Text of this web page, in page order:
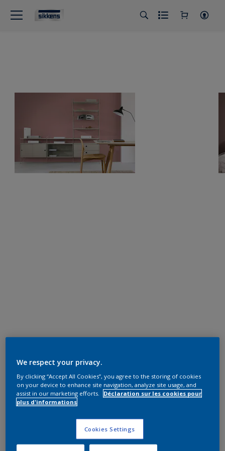
We respect your privacy.
By clicking “Accept All Cookies”, you agree to the storing of cookies
on your device to enhance site navigation, analyze site usage, and
assist in our marketing efforts.
Déclaration sur les cookies pour
plus d'informations
Cookies Settings